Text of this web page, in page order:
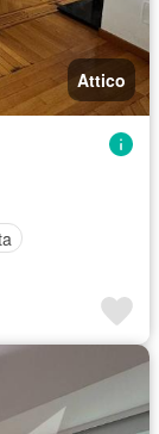
Attico